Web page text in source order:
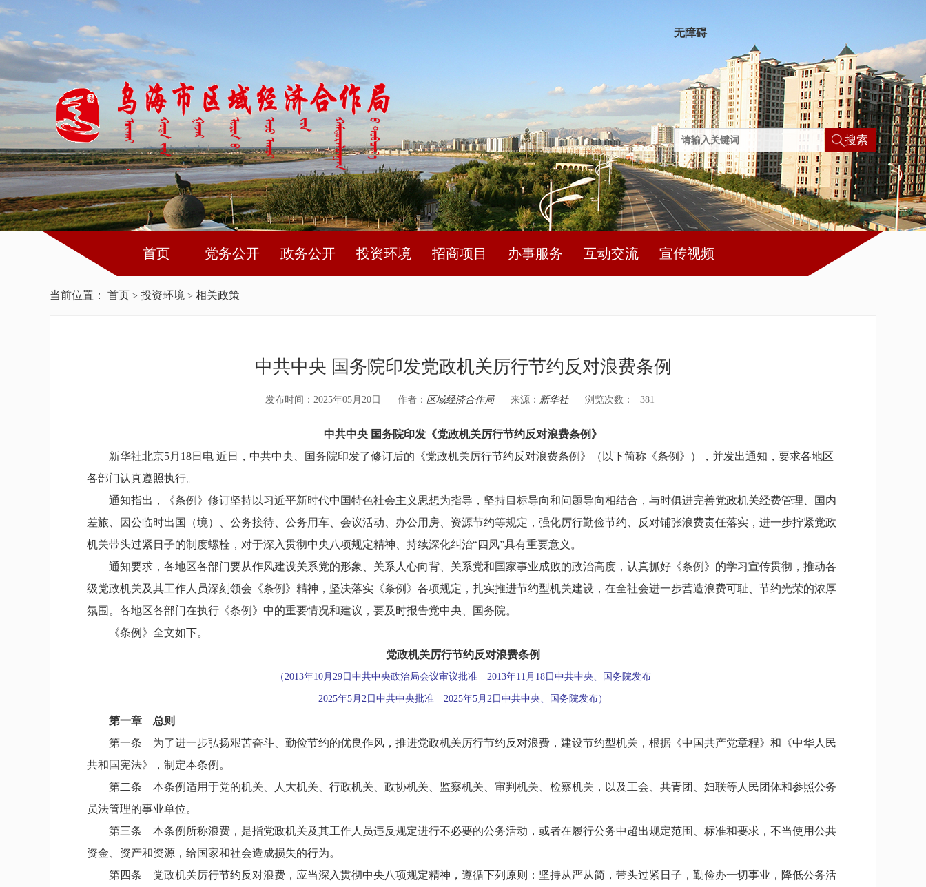
无障碍
搜索
首页 党务公开 政务公开 投资环境 招商项目 办事服务 互动交流 宣传视频
当前位置： 首页 > 投资环境 > 相关政策
中共中央 国务院印发党政机关厉行节约反对浪费条例
发布时间：2025年05月20日 作者： 区域经济合作局 来源： 新华社 浏览次数： 381
中共中央 国务院印发《党政机关厉行节约反对浪费条例》
新华社北京5月18日电 近日，中共中央、国务院印发了修订后的《党政机关厉行节约反对浪费条例》（以下简称《条例》），并发出通知，要求各地区
各部门认真遵照执行。
通知指出，《条例》修订坚持以习近平新时代中国特色社会主义思想为指导，坚持目标导向和问题导向相结合，与时俱进完善党政机关经费管理、国内
差旅、因公临时出国（境）、公务接待、公务用车、会议活动、办公用房、资源节约等规定，强化厉行勤俭节约、反对铺张浪费责任落实，进一步拧紧党政
机关带头过紧日子的制度螺栓，对于深入贯彻中央八项规定精神、持续深化纠治“四风”具有重要意义。
通知要求，各地区各部门要从作风建设关系党的形象、关系人心向背、关系党和国家事业成败的政治高度，认真抓好《条例》的学习宣传贯彻，推动各
级党政机关及其工作人员深刻领会《条例》精神，坚决落实《条例》各项规定，扎实推进节约型机关建设，在全社会进一步营造浪费可耻、节约光荣的浓厚
氛围。各地区各部门在执行《条例》中的重要情况和建议，要及时报告党中央、国务院。
《条例》全文如下。
党政机关厉行节约反对浪费条例
（2013年10月29日中共中央政治局会议审议批准 2013年11月18日中共中央、国务院发布
2025年5月2日中共中央批准 2025年5月2日中共中央、国务院发布）
第一章 总则
第一条 为了进一步弘扬艰苦奋斗、勤俭节约的优良作风，推进党政机关厉行节约反对浪费，建设节约型机关，根据《中国共产党章程》和《中华人民
共和国宪法》，制定本条例。
第二条 本条例适用于党的机关、人大机关、行政机关、政协机关、监察机关、审判机关、检察机关，以及工会、共青团、妇联等人民团体和参照公务
员法管理的事业单位。
第三条 本条例所称浪费，是指党政机关及其工作人员违反规定进行不必要的公务活动，或者在履行公务中超出规定范围、标准和要求，不当使用公共
资金、资产和资源，给国家和社会造成损失的行为。
第四条 党政机关厉行节约反对浪费，应当深入贯彻中央八项规定精神，遵循下列原则：坚持从严从简，带头过紧日子，勤俭办一切事业，降低公务活